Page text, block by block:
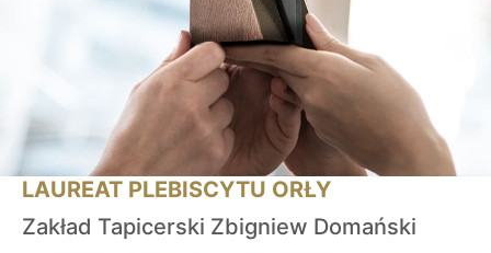
LAUREAT PLEBISCYTU ORŁY
Zakład Tapicerski Zbigniew Domański